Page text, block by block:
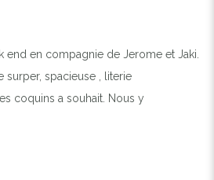
end en compagnie de Jerome et Jaki.
surper, spacieuse , literie
coquins a souhait. Nous y